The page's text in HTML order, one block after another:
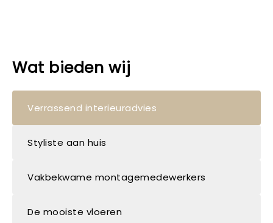
Wat bieden wij
Verrassend interieuradvies
Styliste aan huis
Vakbekwame montagemedewerkers
De mooiste vloeren